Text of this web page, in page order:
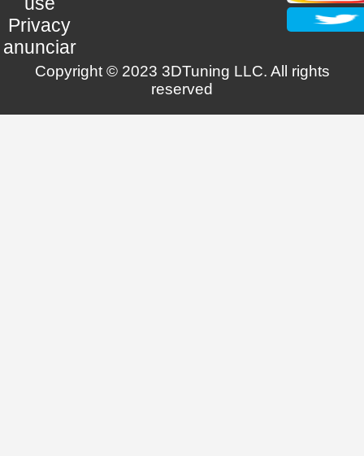
Privacy
anunciar
Copyright © 2023 3DTuning LLC. All rights
reserved